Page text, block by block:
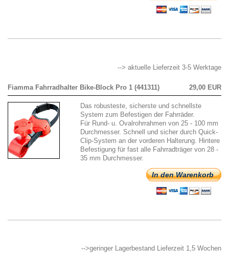
--> aktuelle Lieferzeit 3-5 Werktage
Fiamma Fahrradhalter Bike-Block Pro 1 (441311) 29,00 EUR
Das robusteste, sicherste und schnellste
System zum Befestigen der Fahrräder.
Für Rund- u. Ovalrohrrahmen von 25 - 100 mm
Durchmesser. Schnell und sicher durch Quick-
Clip-System an der vorderen Halterung. Hintere
Befestigung für fast alle Fahrradträger von 28 -
35 mm Durchmesser.
In den Warenkorb
-->geringer Lagerbestand Lieferzeit 1,5 Wochen